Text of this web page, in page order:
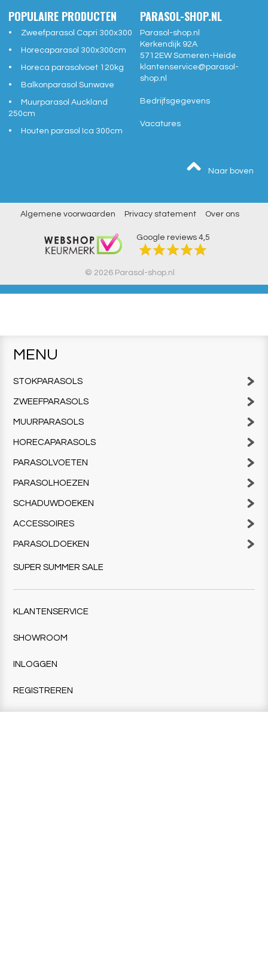
POPULAIRE PRODUCTEN
Zweefparasol Capri 300x300
Horecaparasol 300x300cm
Horeca parasolvoet 120kg
Balkonparasol Sunwave
Muurparasol Auckland
250cm
Houten parasol Ica 300cm
PARASOL-SHOP.NL
Parasol-shop.nl
Kerkendijk 92A
5712EW Someren-Heide
klantenservice@parasol-
shop.nl
Bedrijfsgegevens
Vacatures
Naar boven
Algemene voorwaarden Privacy statement Over ons
Google reviews 4,5
© 2026 Parasol-shop.nl
MENU
STOKPARASOLS
ZWEEFPARASOLS
MUURPARASOLS
HORECAPARASOLS
PARASOLVOETEN
PARASOLHOEZEN
SCHADUWDOEKEN
ACCESSOIRES
PARASOLDOEKEN
SUPER SUMMER SALE
KLANTENSERVICE
SHOWROOM
INLOGGEN
REGISTREREN